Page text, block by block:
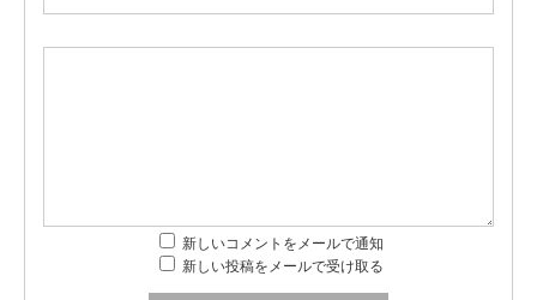
新しいコメントをメールで通知
新しい投稿をメールで受け取る